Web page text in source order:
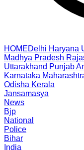
HOMEDelhi Haryana
Madhya Pradesh
Uttarakhand Punjab
Karnataka
Odisha Kerala
Jansamasya
News
Bjp
National
Police
Bihar
India